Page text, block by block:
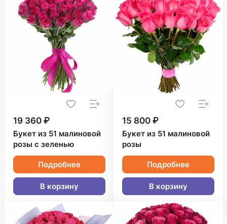
19 360 ₽
Букет из 51 малиновой
розы с зеленью
Подробнее
В корзину
15 800 ₽
Букет из 51 малиновой
розы
Подробнее
В корзину